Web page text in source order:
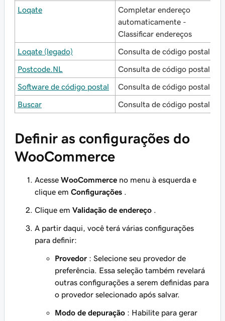
Loqate
Completar endereço
automaticamente -
Classificar endereços
Loqate (legado) Consulta de código postal
Postcode.NL Consulta de código postal
Software de código postal Consulta de código postal
Buscar Consulta de código postal
Definir as configurações do
WooCommerce
Acesse WooCommerce no menu à esquerda e
clique em Configurações
Clique em Validação de endereço
A partir daqui, você terá várias configurações
para definir:
Provedor : Selecione seu provedor de
preferência. Essa seleção também revelará
outras configurações a serem definidas para
o provedor selecionado após salvar.
Modo de depuração : Habilite para gerar